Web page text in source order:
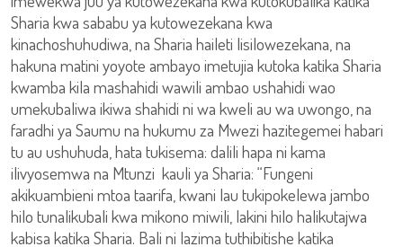
Sharia kwa sababu ya kutowezekana kwa
kinachoshuhudiwa, na Sharia haileti lisilowezekana, na
hakuna matini yoyote ambayo imetujia kutoka katika Sharia
kwamba kila mashahidi wawili ambao ushahidi wao
umekubaliwa ikiwa shahidi ni wa kweli au wa uwongo, na
faradhi ya Saumu na hukumu za Mwezi hazitegemei habari
tu au ushuhuda, hata tukisema: dalili hapa ni kama
ilivyosemwa na Mtunzi kauli ya Sharia: “Fungeni
akikuambieni mtoa taarifa, kwani lau tukipokelewa jambo
hilo tunalikubali kwa mikono miwili, lakini hilo halikutajwa
kabisa katika Sharia. Bali ni lazima tuthibitishe katika